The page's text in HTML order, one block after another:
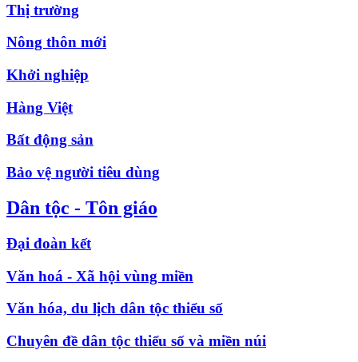
Thị trường
Nông thôn mới
Khởi nghiệp
Hàng Việt
Bất động sản
Bảo vệ người tiêu dùng
Dân tộc - Tôn giáo
Đại đoàn kết
Văn hoá - Xã hội vùng miền
Văn hóa, du lịch dân tộc thiểu số
Chuyên đề dân tộc thiểu số và miền núi